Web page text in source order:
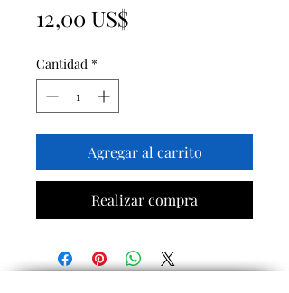
12,00 US$
Cantidad *
Agregar al carrito
Realizar compra